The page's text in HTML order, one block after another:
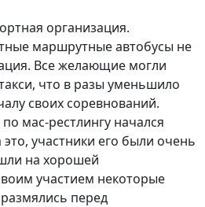
организация.
маршрутные автобусы не
Все желающие могли
что в разы уменьшило
своих соревнований.
мас-рестлингу начался
участники его были очень
на хорошей
участием некоторые
перед